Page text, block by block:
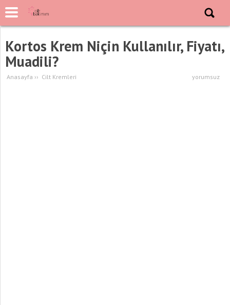
Kortos Krem Niçin Kullanılır, Fiyatı,
Muadili?
Anasayfa ›› Cilt Kremleri yorumsuz